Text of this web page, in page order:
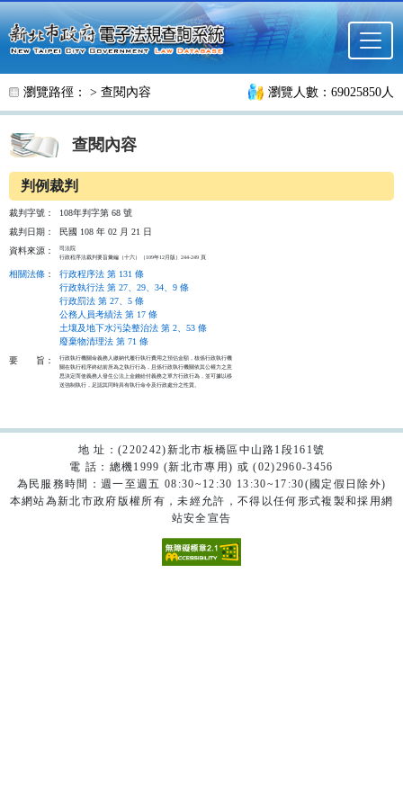
跳至主要內容
瀏覽路徑： > 查閱內容 瀏覽人數：69025850人
查閱內容
判例裁判
裁判字號：
108年判字第 68 號
裁判日期：
民國 108 年 02 月 21 日
資料來源：
司法院
行政程序法裁判要旨彙編（十六）（109年12月版）244-249 頁
相關法條 ：
行政程序法 第 131 條
行政執行法 第 27、29、34、9 條
行政罰法 第 27、5 條
公務人員考績法 第 17 條
土壤及地下水污染整治法 第 2、53 條
廢棄物清理法 第 71 條
要
旨：
行政執行機關命義務人繳納代履行執行費用之預估金額，核係行政執行機
關在執行程序終結前所為之執行行為，且係行政執行機關依其公權力之意
思決定而使義務人發生公法上金錢給付義務之單方行政行為，並可據以移
送強制執行，足認其同時具有執行命令及行政處分之性質。
地 址：(220242)新北市板橋區中山路1段161號
電 話：總機1999 (新北市專用) 或 (02)2960-3456
為民服務時間：週一至週五 08:30~12:30 13:30~17:30(國定假日除外)
本網站為新北市政府版權所有，未經允許，不得以任何形式複製和採用網
站安全宣告